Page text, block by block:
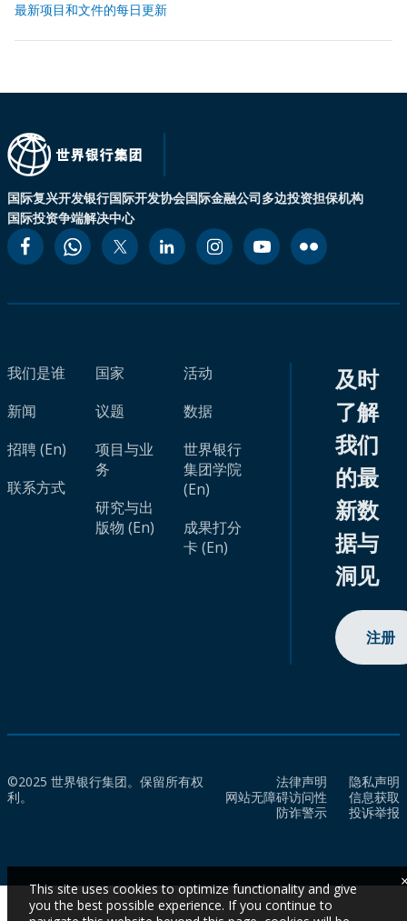
最新项目和文件的每日更新
国际复兴开发银行国际开发协会国际金融公司多边投资担保机构
国际投资争端解决中心
我们是谁
新闻
招聘 (En)
联系方式
国家
议题
项目与业
务
研究与出
版物 (En)
活动
数据
世界银行
集团学院
(En)
成果打分
卡 (En)
及时
了解
我们
的最
新数
据与
洞见
注册
©2025 世界银行集团。保留所有权
利。
法律声明
隐私声明
网站无障碍访问性
信息获取
防诈警示
投诉举报
This site uses cookies to optimize functionality and give
you the best possible experience. If you continue to